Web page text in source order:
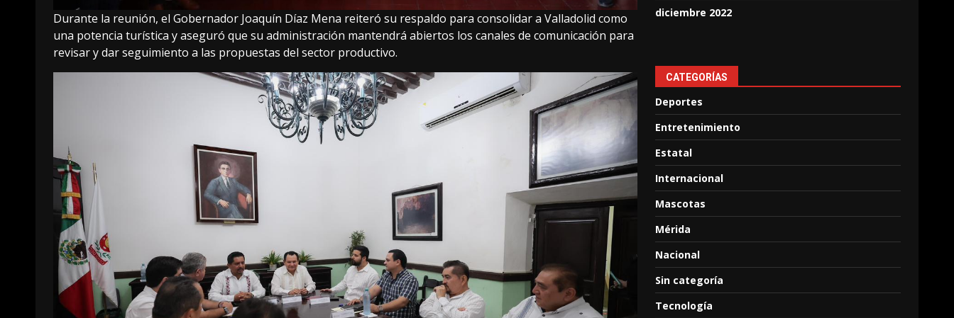
Durante la reunión, el Gobernador Joaquín Díaz Mena reiteró su respaldo para consolidar a Valladolid como
una potencia turística y aseguró que su administración mantendrá abiertos los canales de comunicación para
revisar y dar seguimiento a las propuestas del sector productivo.
diciembre 2022
CATEGORÍAS
Deportes
Entretenimiento
Estatal
Internacional
Mascotas
Mérida
Nacional
Sin categoría
Tecnología